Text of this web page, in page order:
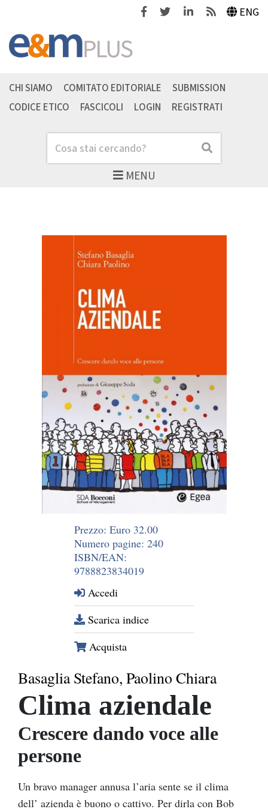
FacebookTwitterLinkedinFeeds ENG
MENU
Cerca Cerca
CHI SIAMO COMITATO EDITORIALE
SUBMISSION
CODICE ETICO
FASCICOLI LOGIN REGISTRATI
Basaglia Stefano, Paolino Chiara
Clima aziendale
Crescere dando voce alle
persone
Un bravo manager annusa l’aria sente se il clima
dell’ azienda è buono o cattivo. Per dirla con Bob
Prezzo: Euro 32.00
Numero pagine: 240
ISBN/EAN:
9788823834019
Accedi
Scarica indice
Acquista